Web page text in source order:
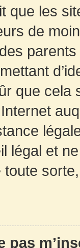
que les
de
des parents
que
légal et
pas